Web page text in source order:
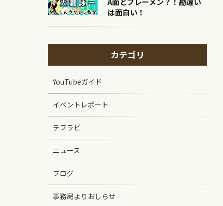
は面白い！
カテゴリ
YouTubeガイド
イベントレポート
テブラビ
ニュース
ブログ
事務局よりおしらせ